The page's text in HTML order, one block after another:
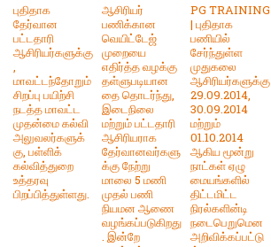
புதிதாக
தேர்வான
பட்டதாரி
ஆசிரியர்களுக்கு
,
மாவட்டந்தோறும்
சிறப்பு பயிற்சி
நடத்த மாவட்ட
முதன்மை கல்வி
அலுவலர்களுக்
கு, பள்ளிக்
கல்வித்துறை
உத்தரவு
பிறப்பித்துள்ளது.
ஆசிரியர்
பணிக்கான
வெயிட்டேஜ்
முறையை
எதிர்த்த வழக்கு
தள்ளுபடியான
தை தொடர்ந்து,
இடைநிலை
மற்றும் பட்டதாரி
ஆசிரியராக
தேர்வானவர்களு
க்கு நேற்று
மாலை 5 மணி
முதல் பணி
நியமன ஆணை
வழங்கப்படுகிறது
. இன்றே
PG TRAINING
| புதிதாக
பணியில்
சேர்ந்துள்ள
முதுகலை
ஆசிரியர்களுக்கு
29.09.2014,
30.09.2014
மற்றும்
01.10.2014
ஆகிய மூன்று
நாட்கள் ஏழு
மையங்களில்
திட்டமிட்ட
நிரல்களின்டி
நடைபெறுமென
அறிவிக்கப்பட்டு